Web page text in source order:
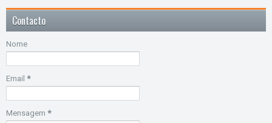
Contacto
Nome
Email *
Mensagem *